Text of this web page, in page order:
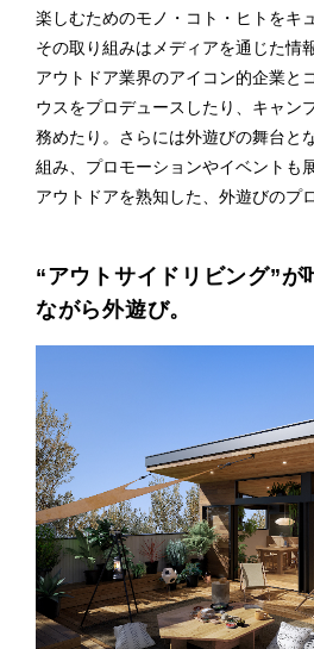
楽しむためのモノ・コト・ヒトをキ
その取り組みはメディアを通じた情
アウトドア業界のアイコン的企業と
ウスをプロデュースしたり、キャン
務めたり。さらには外遊びの舞台と
組み、プロモーションやイベントも
アウトドアを熟知した、外遊びのプ
“アウトサイドリビング”が
ながら外遊び。